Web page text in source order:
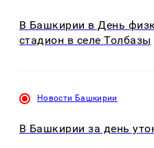
В Башкирии в День
стадион в селе Толбазы
Новости Башкирии
В Башкирии за день